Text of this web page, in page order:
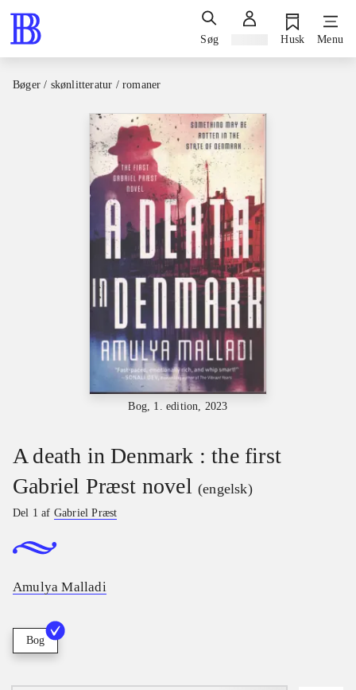
Søg Husk Menu
Bøger / skønlitteratur / romaner
Bog, 1. edition, 2023
A death in Denmark : the first
Gabriel Præst novel (engelsk)
Del 1 af Gabriel Præst
Amulya Malladi
Bog